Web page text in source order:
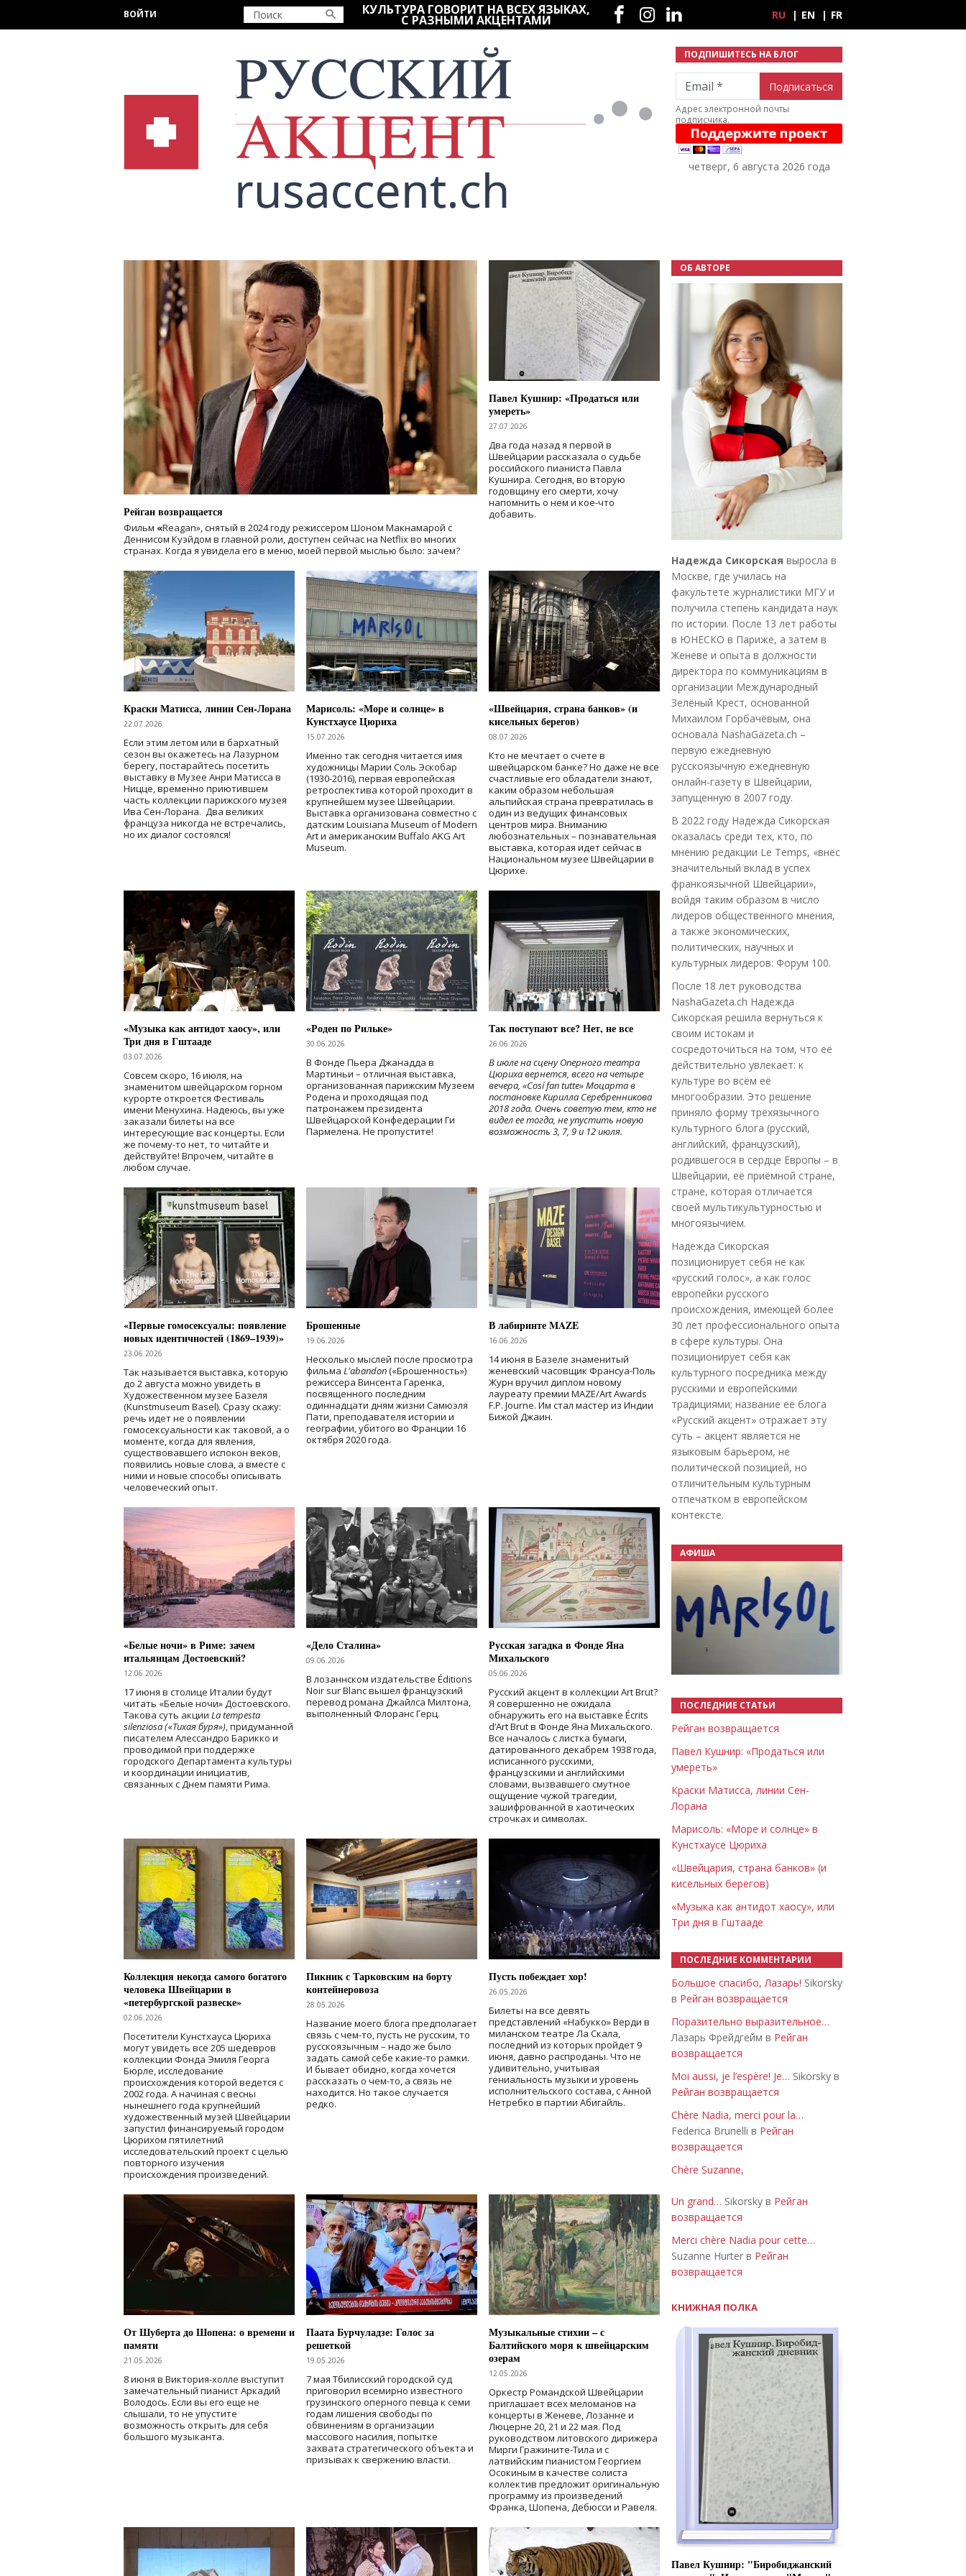
ВОЙТИ КУЛЬТУРА ГОВОРИТ НА ВСЕХ ЯЗЫКАХ,
С РАЗНЫМИ АКЦЕНТАМИ
Социальные сети
RU EN FR
ПОДПИШИТЕСЬ НА БЛОГ
Email
Адрес электронной почты
подписчика.
четверг, 6 августа 2026 года
Рейган возвращается
Фильм «Reagan», снятый в 2024 годурежиссером Шоном Макнамарой с
Деннисом Куэйдом в главной роли, доступен сейчас на Netflix во многих
странах. Когда я увидела его в меню, моей первой мыслью было: зачем?
Павел Кушнир: «Продаться или
умереть»
27.07.2026
Два года назад я первой в
Швейцарии рассказала о судьбе
российского пианиста Павла
Кушнира. Сегодня, во вторую
годовщину его смерти, хочу
напомнить о нем и кое-что
добавить.
Краски Матисса, линии Сен-Лорана
22.07.2026
Если этим летом или в бархатный
сезон вы окажетесь на Лазурном
берегу, постарайтесь посетить
выставку в Музее Анри Матисса в
Ницце, временно приютившем
часть коллекции парижского музея
Ива Сен-Лорана. Два великих
француза никогда не встречались,
но их диалог состоялся!
Марисоль: «Море и солнце» в
Кунстхаусе Цюриха
15.07.2026
Именно так сегодня читается имя
художницы Марии Соль Эскобар
(1930-2016), первая европейская
ретроспектива которой проходит в
крупнейшем музее Швейцарии.
Выставка организована совместно с
датским Louisiana Museum of Modern
Art и американским Buffalo AKG Art
Museum.
«Швейцария, страна банков» (и
кисельных берегов)
08.07.2026
Кто не мечтает о счете в
швейцарском банке? Но даже не все
счастливые его обладатели знают,
каким образом небольшая
альпийская страна превратилась в
один из ведущих финансовых
центров мира. Вниманию
любознательных – познавательная
выставка, которая идет сейчас в
Национальном музее Швейцарии в
Цюрихе.
«Музыка как антидот хаосу», или
Три дня в Гштааде
03.07.2026
Совсем скоро, 16 июля, на
знаменитом швейцарском горном
курорте откроется Фестиваль
имени Менухина. Надеюсь, вы уже
заказали билеты на все
интересующие вас концерты. Если
же почему-то нет, то читайте и
действуйте! Впрочем, читайте в
любом случае.
«Роден по Рильке»
30.06.2026
В Фонде Пьера Джанадда в
Мартиньи – отличная выставка,
организованная парижским Музеем
Родена и проходящая под
патронажем президента
Швейцарской Конфедерации Ги
Пармелена. Не пропустите!
Так поступают все? Нет, не все
26.06.2026
В июле на сцену Оперного театра
Цюриха вернется, всего на четыре
вечера, «Cosí fan tutte» Моцарта в
постановке Кирилла Серебренникова
2018 года. Очень советую тем, кто не
видел ее тогда, не упустить новую
возможность 3, 7, 9 и 12 июля.
«Первые гомосексуалы: появление
новых идентичностей (1869–1939)»
23.06.2026
Так называется выставка, которую
до 2 августа можно увидеть в
Художественном музее Базеля
(Kunstmuseum Basel). Сразу скажу:
речь идет не о появлении
гомосексуальности как таковой, а о
моменте, когда для явления,
существовавшего испокон веков,
появились новые слова, а вместе с
ними и новые способы описывать
человеческий опыт.
Брошенные
19.06.2026
Несколько мыслей после просмотра
фильма L'abandon(«Брошенность»)
режиссера Винсента Гаренка,
посвященного последним
одиннадцати дням жизни Самюэля
Пати, преподавателя истории и
географии, убитого во Франции 16
октября 2020 года.
В лабиринте MAZE
16.06.2026
14 июня в Базеле знаменитый
женевский часовщик Франсуа-Поль
Журн вручил диплом новому
лауреату премии MAZE/Art Awards
F.P. Journe. Им стал мастер из Индии
Бижой Джаин.
«Белые ночи» в Риме: зачем
итальянцам Достоевский?
12.06.2026
17 июня в столице Италии будут
читать «Белые ночи» Достоевского.
Такова суть акции La tempesta
silenziosa («Тихая буря»), придуманной
писателем Алессандро Барикко и
проводимой при поддержке
городского Департамента культуры
и координации инициатив,
связанных с Днем памяти Рима.
«Дело Сталина»
09.06.2026
В лозаннском издательстве Éditions
Noir sur Blanc вышел французский
перевод романа Джайлса Милтона,
выполненный Флоранс Герц.
Русская загадка в Фонде Яна
Михальского
05.06.2026
Русский акцент в коллекции Art Brut?
Я совершенно не ожидала
обнаружить его на выставке Écrits
d’Art Brut в Фонде Яна Михальского.
Все началось с листка бумаги,
датированного декабрем 1938 года,
исписанного русскими,
французскими и английскими
словами, вызвавшего смутное
ощущение чужой трагедии,
зашифрованной в хаотических
строчках и символах.
Коллекция некогда самого богатого
человека Швейцарии в
«петербургской развеске»
02.06.2026
Посетители Кунстхауса Цюриха
могут увидеть все 205 шедевров
коллекции Фонда Эмиля Георга
Бюрле, исследование
происхождения которой ведется с
2002 года. А начиная с весны
нынешнего года крупнейший
художественный музей Швейцарии
запустил финансируемый городом
Цюрихом пятилетний
исследовательский проект с целью
повторного изучения
происхождения произведений.
Пикник с Тарковским на борту
контейнеровоза
28.05.2026
Название моего блога предполагает
связь с чем-то, пусть не русским, то
русскоязычным – надо же было
задать самой себе какие-то рамки.
И бывает обидно, когда хочется
рассказать о чем-то, а связь не
находится. Но такое случается
редко.
Пусть побеждает хор!
26.05.2026
Билеты на все девять
представлений «Набукко» Верди в
миланском театре Ла Скала,
последний из которых пройдет 9
июня, давно распроданы. Что не
удивительно, учитывая
гениальность музыки и уровень
исполнительского состава, с Анной
Нетребко в партии Абигайль.
От Шуберта до Шопена: о времени и
памяти
21.05.2026
8 июня в Виктория-холле выступит
замечательный пианист Аркадий
Володось. Если вы его еще не
слышали, то не упустите
возможность открыть для себя
большого музыканта.
Паата Бурчуладзе: Голос за
решеткой
19.05.2026
7 мая Тбилисский городской суд
приговорил всемирно известного
грузинского оперного певца к семи
годам лишения свободы по
обвинениям в организации
массового насилия, попытке
захвата стратегического объекта и
призывах к свержению власти.
Музыкальные стихии – с
Балтийского моря к швейцарским
озерам
12.05.2026
Оркестр Романдской Швейцарии
приглашает всех меломанов на
концерты в Женеве, Лозанне и
Люцерне 20, 21 и 22 мая. Под
руководством литовского дирижера
Мирги Гражините-Тила и с
латвийским пианистом Георгием
Осокиным в качестве солиста
коллектив предложит оригинальную
программу из произведений
Франка, Шопена, Дебюсси и Равеля.
ОБ АВТОРЕ
Надежда Сикорская выросла в
Москве, где училась на
факультете журналистики МГУ и
получила степень кандидата наук
по истории. После 13 лет работы
в ЮНЕСКО в Париже, а затем в
Женеве и опыта в должности
директора по коммуникациям в
организации Международный
Зелёный Крест, основанной
Михаилом Горбачёвым, она
основала NashaGazeta.ch –
первую ежедневную
русскоязычную ежедневную
онлайн-газету в Швейцарии,
запущенную в 2007 году.
В 2022 году Надежда Сикорская
оказалась среди тех, кто, по
мнению редакции Le Temps, «внёс
значительный вклад в успех
франкоязычной Швейцарии»,
войдя таким образом в число
лидеров общественного мнения,
а также экономических,
политических, научных и
культурных лидеров: Форум 100.
После 18 лет руководства
NashaGazeta.ch Надежда
Сикорская решила вернуться к
своим истокам и
сосредоточиться на том, что её
действительно увлекает: к
культуре во всём её
многообразии. Это решение
приняло форму трёхязычного
культурного блога (русский,
английский, французский),
родившегося в сердце Европы – в
Швейцарии, её приёмной стране,
стране, которая отличается
своей мультикультурностью и
многоязычием.
Надежда Сикорская
позиционирует себя не как
«русский голос», а как голос
европейки русского
происхождения, имеющей более
30 лет профессионального опыта
в сфере культуры. Она
позиционирует себя как
культурного посредника между
русскими и европейскими
традициями; название её блога
«Русский акцент» отражает эту
суть – акцент является не
языковым барьером, не
политической позицией, но
отличительным культурным
отпечатком в европейском
контексте.
АФИША
ПОСЛЕДНИЕ СТАТЬИ
Рейган возвращается
Павел Кушнир: «Продаться или
умереть»
Краски Матисса, линии Сен-
Лорана
Марисоль: «Море и солнце» в
Кунстхаусе Цюриха
«Швейцария, страна банков» (и
кисельных берегов)
«Музыка как антидот хаосу», или
Три дня в Гштааде
ПОСЛЕДНИЕ КОММЕНТАРИИ
Большое спасибо, Лазарь! Sikorsky
в Рейган возвращается
Поразительно выразительное…
Лазарь Фрейдгейм в Рейган
возвращается
Moi aussi, je l’espère! Je… Sikorsky в
Рейган возвращается
Chère Nadia, merci pour la…
Federica Brunelli в Рейган
возвращается
Chère Suzanne,
Un grand… Sikorsky в Рейган
возвращается
Merci chère Nadia pour cette…
Suzanne Hurter в Рейган
возвращается
КНИЖНАЯ ПОЛКА
Павел Кушнир: "Биробиджанский